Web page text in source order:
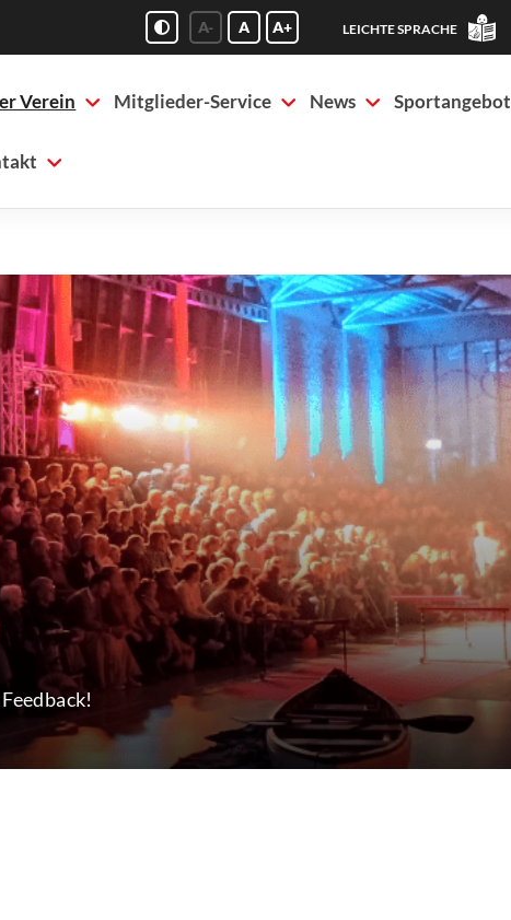
A- A A+ LEICHTE SPRACHE
Verein Mitglieder-Service News Sportangebot